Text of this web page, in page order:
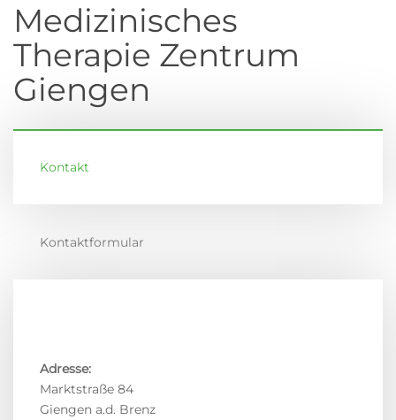
Medizinisches
Therapie Zentrum
Giengen
Kontakt
Kontaktformular
Adresse:
Marktstraße 84
Giengen a.d. Brenz